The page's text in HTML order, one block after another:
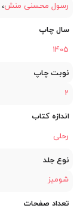
رسول محسنی منش،
سال چاپ
1405
نوبت چاپ
2
اندازه کتاب
رحلی
نوع جلد
شومیز
تعداد صفحات